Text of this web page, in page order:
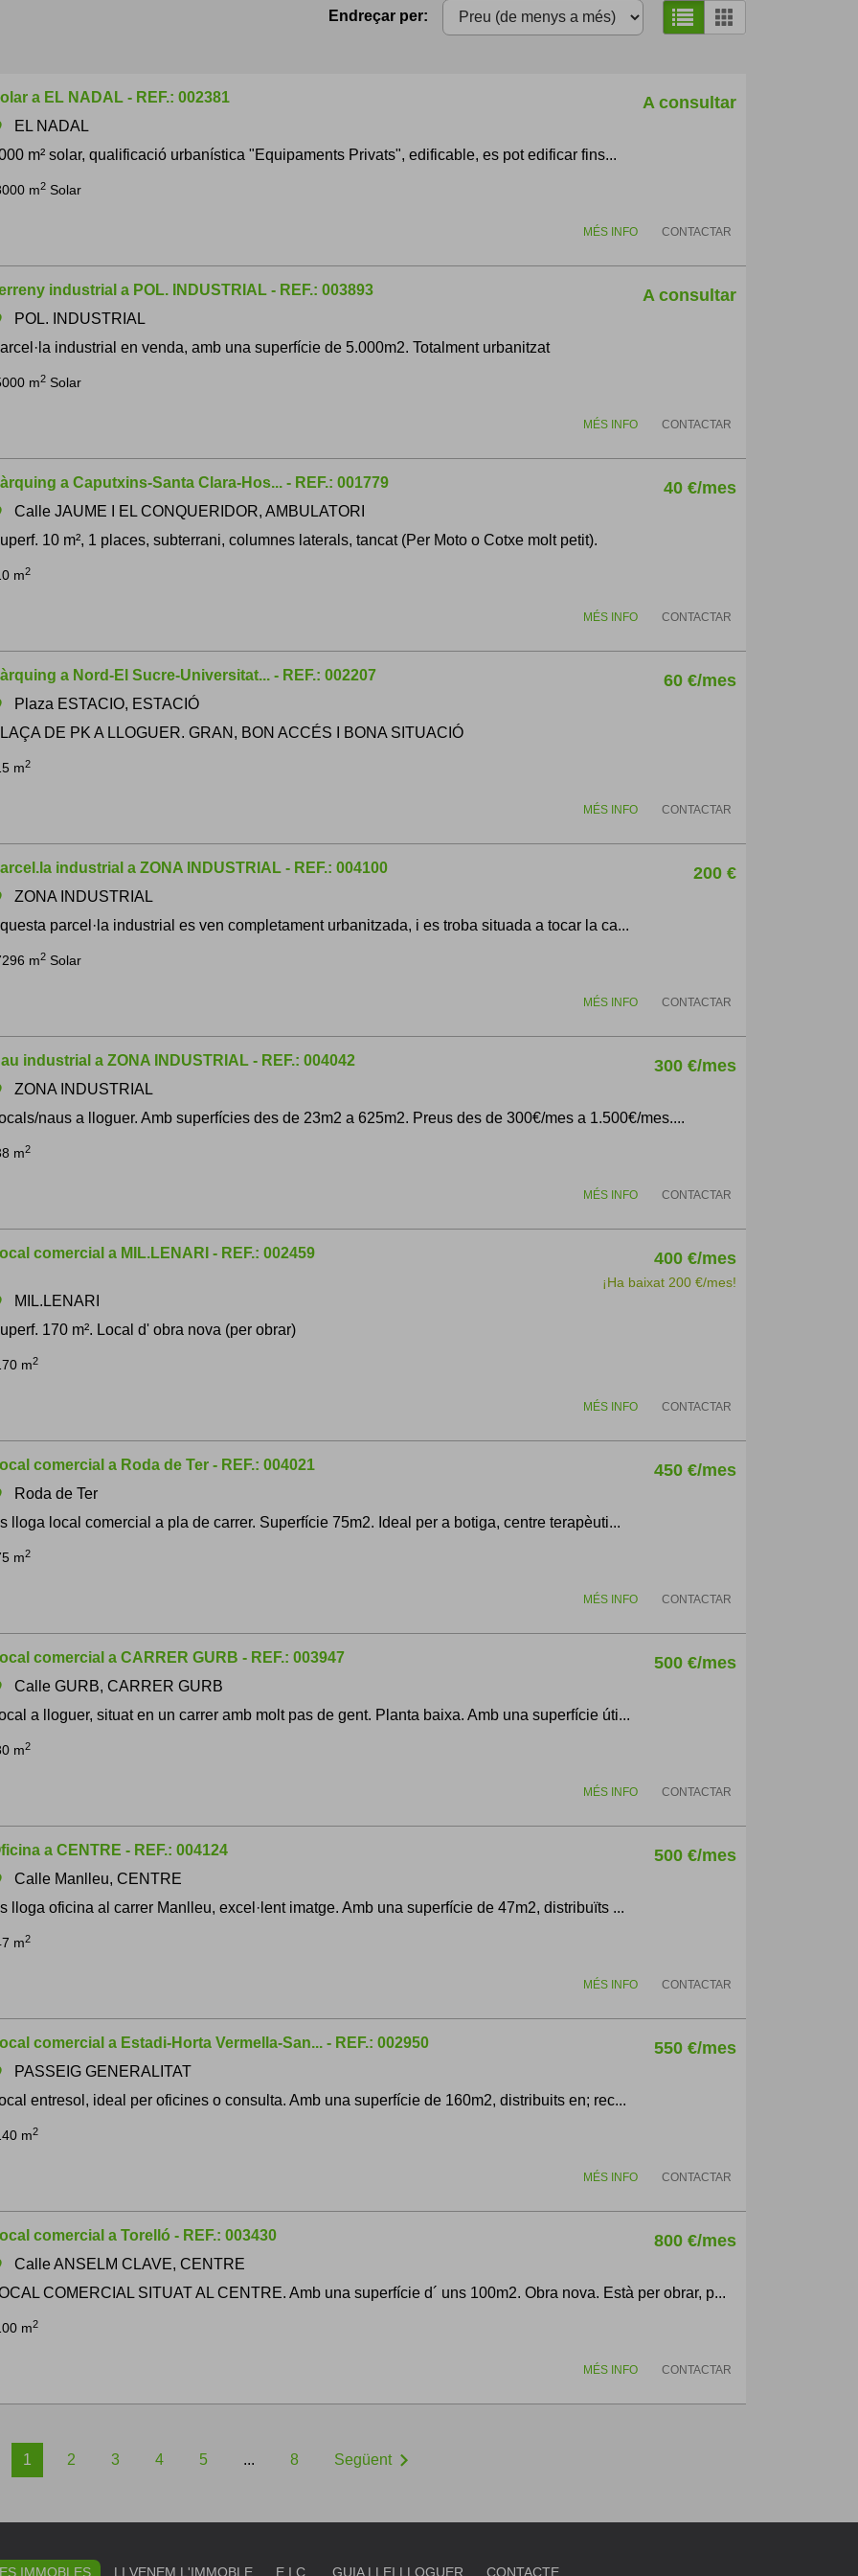
Endreçar per:
a EL NADAL - REF.: 002381 A consultar
EL NADAL
m² solar, qualificació urbanística "Equipaments Privats", edificable, es pot edificar fins...
m2 Solar
CONTACTAR
MÉS INFO
industrial a POL. INDUSTRIAL - REF.: 003893 A consultar
POL. INDUSTRIAL
industrial en venda, amb una superfície de 5.000m2. Totalment urbanitzat
m2 Solar
CONTACTAR
MÉS INFO
a Caputxins-Santa Clara-Hos... - REF.: 001779 40 €/mes
Calle JAUME I EL CONQUERIDOR, AMBULATORI
10 m², 1 places, subterrani, columnes laterals, tancat (Per Moto o Cotxe molt petit).
m2
CONTACTAR
MÉS INFO
a Nord-El Sucre-Universitat... - REF.: 002207 60 €/mes
Plaza ESTACIO, ESTACIÓ
DE PK A LLOGUER. GRAN, BON ACCÉS I BONA SITUACIÓ
m2
CONTACTAR
MÉS INFO
industrial a ZONA INDUSTRIAL - REF.: 004100 200 €
ZONA INDUSTRIAL
parcel·la industrial es ven completament urbanitzada, i es troba situada a tocar la ca...
m2 Solar
CONTACTAR
MÉS INFO
industrial a ZONA INDUSTRIAL - REF.: 004042 300 €/mes
ZONA INDUSTRIAL
naus a lloguer. Amb superfícies des de 23m2 a 625m2. Preus des de 300€/mes a 1.500€/mes....
m2
CONTACTAR
MÉS INFO
comercial a MIL.LENARI - REF.: 002459 400 €/mes
¡Ha baixat 200 €/mes!
MIL.LENARI
170 m². Local d' obra nova (per obrar)
m2
CONTACTAR
MÉS INFO
comercial a Roda de Ter - REF.: 004021 450 €/mes
Roda de Ter
lloga local comercial a pla de carrer. Superfície 75m2. Ideal per a botiga, centre terapèuti...
m2
CONTACTAR
MÉS INFO
comercial a CARRER GURB - REF.: 003947 500 €/mes
Calle GURB, CARRER GURB
a lloguer, situat en un carrer amb molt pas de gent. Planta baixa. Amb una superfície úti...
m2
CONTACTAR
MÉS INFO
a CENTRE - REF.: 004124 500 €/mes
Calle Manlleu, CENTRE
lloga oficina al carrer Manlleu, excel·lent imatge. Amb una superfície de 47m2, distribuïts ...
m2
CONTACTAR
MÉS INFO
comercial a Estadi-Horta Vermella-San... - REF.: 002950 550 €/mes
PASSEIG GENERALITAT
entresol, ideal per oficines o consulta. Amb una superfície de 160m2, distribuits en; rec...
m2
CONTACTAR
MÉS INFO
comercial a Torelló - REF.: 003430 800 €/mes
Calle ANSELM CLAVE, CENTRE
COMERCIAL SITUAT AL CENTRE. Amb una superfície d´ uns 100m2. Obra nova. Està per obrar, p...
m2
CONTACTAR
MÉS INFO
1 2 3 4 5 ... 8 Següentchevron_right
IMMOBLES LI VENEM L'IMMOBLE E.I.C. GUIA LLEI LLOGUER CONTACTE